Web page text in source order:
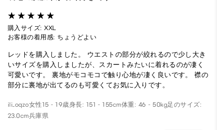
購入サイズ: XXL
お客様の着用感: ちょうどよい
レッドを購入しました。 ウエストの部分が絞れるので少し大き
いサイズを購入しましたが、スカートみたいに着れるのが凄く
可愛いです。 裏地がモコモコで触り心地が凄く良いです。 襟の
部分に裏地が出てるのも可愛くてお気に入りです。
ili_oqzo女性 15 - 19歳身長: 151 - 155cm体重: 46 - 50kg足のサイズ:
23.0cm兵庫県